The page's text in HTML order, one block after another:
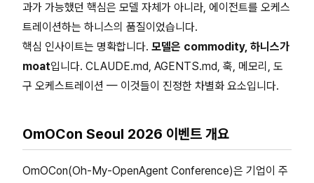
과가 가능했던 핵심은 모델 자체가 아니라, 에이전트를 오케스
트레이션하는 하니스의 품질이었습니다.
핵심 인사이트는 명확합니다. 모델은 commodity, 하니스가
moat입니다. CLAUDE.md, AGENTS.md, 훅, 메모리, 도
구 오케스트레이션 — 이것들이 진정한 차별화 요소입니다.
OmOCon Seoul 2026 이벤트 개요
OmOCon(Oh-My-OpenAgent Conference)은 기업이 주